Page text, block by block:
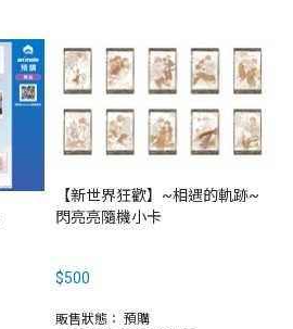
【新世界狂歡】~相遇的軌跡~
閃亮亮隨機小卡
$500
販售狀態： 預購